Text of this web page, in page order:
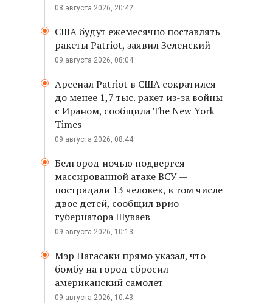
08 августа 2026, 20:42
США будут ежемесячно поставлять
ракеты Patriot, заявил Зеленский
09 августа 2026, 08:04
Арсенал Patriot в США сократился
до менее 1,7 тыс. ракет из-за войны
с Ираном, сообщила The New York
Times
09 августа 2026, 08:44
Белгород ночью подвергся
массированной атаке ВСУ —
пострадали 13 человек, в том числе
двое детей, сообщил врио
губернатора Шуваев
09 августа 2026, 10:13
Мэр Нагасаки прямо указал, что
бомбу на город сбросил
американский самолет
09 августа 2026, 10:43